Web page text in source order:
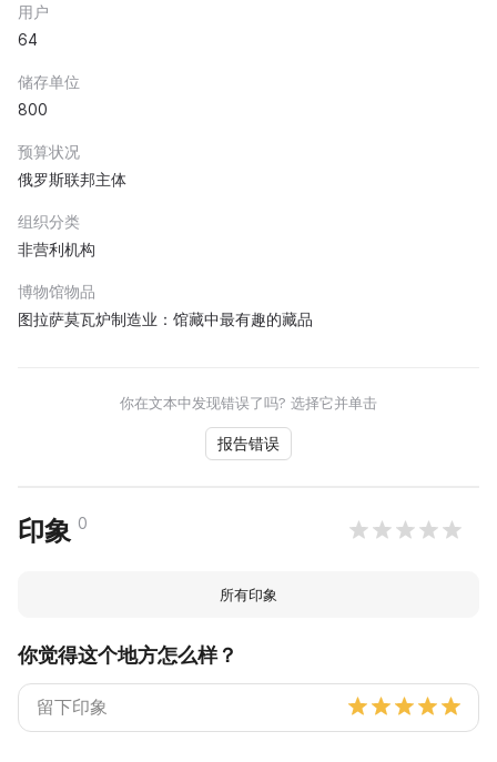
用户
64
储存单位
800
预算状况
俄罗斯联邦主体
组织分类
非营利机构
博物馆物品
图拉萨莫瓦炉制造业：馆藏中最有趣的藏品
你在文本中发现错误了吗? 选择它并单击
报告错误
印象 0
所有印象
你觉得这个地方怎么样？